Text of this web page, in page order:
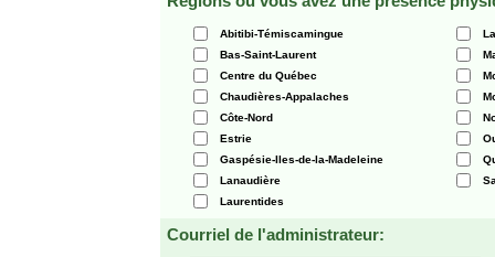
Abitibi-Témiscamingue
Bas-Saint-Laurent
Centre du Québec
Chaudières-Appalaches
Côte-Nord
Estrie
Gaspésie-Iles-de-la-Madeleine
Lanaudière
Laurentides
Courriel de l'administrateur: